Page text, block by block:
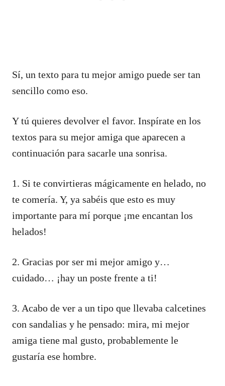
Sí, un texto para tu mejor amigo puede ser tan
sencillo como eso.
Y tú quieres devolver el favor. Inspírate en los
textos para su mejor amiga que aparecen a
continuación para sacarle una sonrisa.
1. Si te convirtieras mágicamente en helado, no
te comería. Y, ya sabéis que esto es muy
importante para mí porque ¡me encantan los
helados!
2. Gracias por ser mi mejor amigo y…
cuidado… ¡hay un poste frente a ti!
3. Acabo de ver a un tipo que llevaba calcetines
con sandalias y he pensado: mira, mi mejor
amiga tiene mal gusto, probablemente le
gustaría ese hombre.